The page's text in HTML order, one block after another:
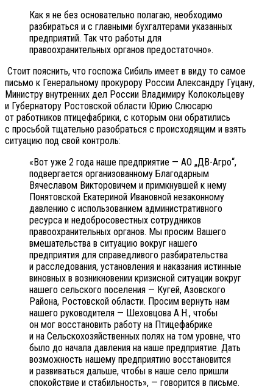
Как я не без основательно полагаю, необходимо
разбираться и с главными бухгалтерами указанных
предприятий. Так что работы для
правоохранительных органов предостаточно».
Стоит пояснить, что госпожа Сибиль имеет в виду то самое
письмо к Генеральному прокурору России Александру Гуцану,
Министру внутренних дел России Владимиру Колокольцеву
и Губернатору Ростовской области Юрию Слюсарю
от работников птицефабрики, с которым они обратились
с просьбой тщательно разобраться с происходящим и взять
ситуацию под свой контроль:
«Вот уже 2 года наше предприятие — AO „ДВ-Агро“,
подвергается организованному Благодарным
Вячеславом Викторовичем и примкнувшей к нему
Понятовской Екатериной Ивановной незаконному
давлению с использованием административного
ресурса и недобросовестных сотрудников
правоохранительных органов. Мы просим Вашего
вмешательства в ситуацию вокруг нашего
предприятия для справедливого разбирательства
и расследования, установления и наказания истинные
виновных в возникновении кризисной ситуации вокруг
нашего сельского поселения — Кугей, Азовского
Района, Ростовской области. Просим вернуть нам
нашего руководителя — Шеховцова А.Н., чтобы
он мог восстановить работу на Птицефабрике
и на Сельскохозяйственных полях на том уровне, что
было до начала давления на наше предприятие. Дать
возможность нашему предприятию восстановится
и развиваться дальше, чтобы в наше село пришли
спокойствие и стабильность», — говорится в письме.